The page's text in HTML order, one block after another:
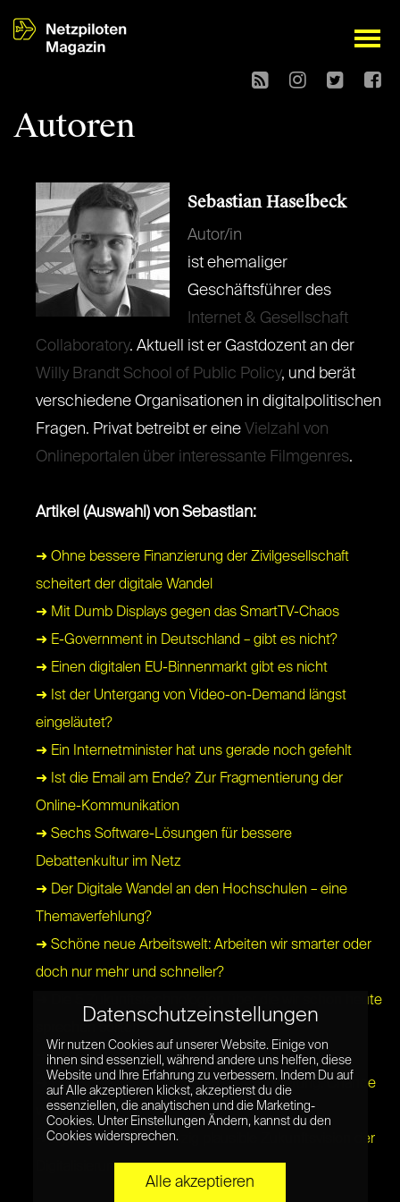
open
Autoren
Sebastian Haselbeck
Autor/in
ist ehemaliger
Geschäftsführer des
Internet & Gesellschaft
Collaboratory. Aktuell ist er Gastdozent an der
Willy Brandt School of Public Policy, und berät
verschiedene Organisationen in digitalpolitischen
Fragen. Privat betreibt er eine Vielzahl von
Onlineportalen über interessante Filmgenres.
Artikel (Auswahl) von Sebastian:
➜ Ohne bessere Finanzierung der Zivilgesellschaft
scheitert der digitale Wandel
➜ Mit Dumb Displays gegen das SmartTV-Chaos
➜ E-Government in Deutschland – gibt es nicht?
➜ Einen digitalen EU-Binnenmarkt gibt es nicht
➜ Ist der Untergang von Video-on-Demand längst
eingeläutet?
➜ Ein Internetminister hat uns gerade noch gefehlt
➜ Ist die Email am Ende? Zur Fragmentierung der
Online-Kommunikation
➜ Sechs Software-Lösungen für bessere
Debattenkultur im Netz
➜ Der Digitale Wandel an den Hochschulen – eine
Themaverfehlung?
➜ Schöne neue Arbeitswelt: Arbeiten wir smarter oder
doch nur mehr und schneller?
➜ Die 5 Zukunftstechnologien über die wir schon heute
➜ Eine Zukunft ohne Social-Sharing-Buttons
➜ Deutsche Stiftungen und die Digitalisierung: Chance
vertan?
➜ Cyberpunk ist die einzig plausible Zukunftsvision der
Digitalisierung
Datenschutzeinstellungen
Wir nutzen Cookies auf unserer Website. Einige von
ihnen sind essenziell, während andere uns helfen, diese
Website und Ihre Erfahrung zu verbessern. Indem Du auf
auf Alle akzeptieren klickst, akzeptierst du die
essenziellen, die analytischen und die Marketing-
Cookies. Unter Einstellungen Ändern, kannst du den
Cookies widersprechen.
Alle akzeptieren